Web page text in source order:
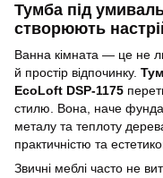
Тумба під
створюють
Ванна кімната — це не
й простір відпочинку.
EcoLoft DSP-1175
стилю. Вона, наче
металу та теплоту
практичністю та
Звичні меблі часто не